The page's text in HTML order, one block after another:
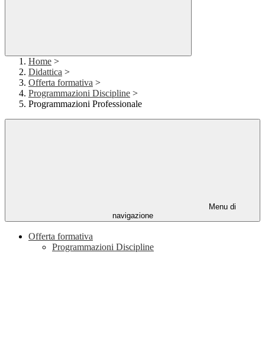
Home >
Didattica >
Offerta formativa >
Programmazioni Discipline >
Programmazioni Professionale
Menu di
navigazione
Offerta formativa
Programmazioni Discipline